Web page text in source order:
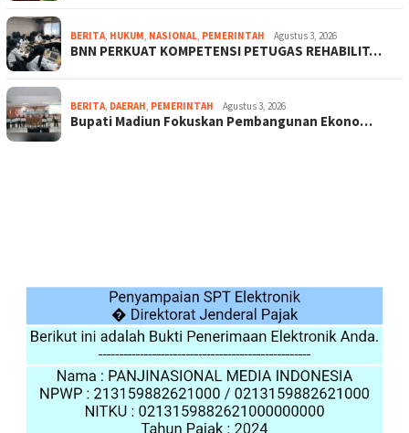
BERITA HUKUM NASIONAL PEMERINTAH Agustus 3, 2026
BNN PERKUAT KOMPETENSI PETUGAS REHABILIT…
BERITA DAERAH PEMERINTAH Agustus 3, 2026
Bupati Madiun Fokuskan Pembangunan Ekono…